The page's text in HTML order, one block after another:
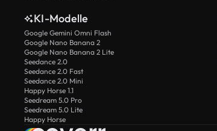
KI-Modelle
Google Gemini Omni Flash
Google Nano Banana 2
Google Nano Banana 2 Lite
Seedance 2.0
Seedance 2.0 Fast
Seedance 2.0 Mini
Happy Horse 1.1
Seedream 5.0 Pro
Seedream 5.0 Lite
Happy Horse